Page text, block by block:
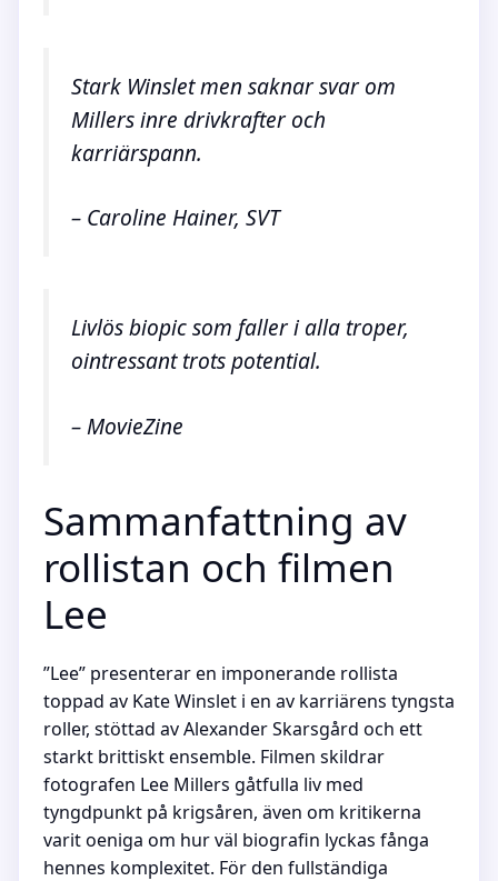
Stark Winslet men saknar svar om
Millers inre drivkrafter och
karriärspann.
– Caroline Hainer, SVT
Livlös biopic som faller i alla troper,
ointressant trots potential.
– MovieZine
Sammanfattning av
rollistan och filmen
Lee
”Lee” presenterar en imponerande rollista
toppad av Kate Winslet i en av karriärens tyngsta
roller, stöttad av Alexander Skarsgård och ett
starkt brittiskt ensemble. Filmen skildrar
fotografen Lee Millers gåtfulla liv med
tyngdpunkt på krigsåren, även om kritikerna
varit oeniga om hur väl biografin lyckas fånga
hennes komplexitet. För den fullständiga